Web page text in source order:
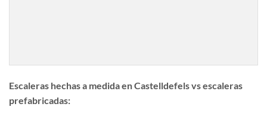
Escaleras hechas a medida en Castelldefels vs escaleras
prefabricadas: